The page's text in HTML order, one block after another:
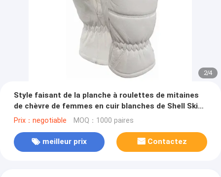
2/4
Style faisant de la planche à roulettes de mitaines
de chèvre de femmes en cuir blanches de Shell Ski
Gloves For Men For
Prix：negotiable MOQ：1000 paires
meilleur prix Contactez